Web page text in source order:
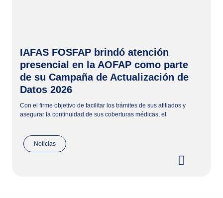
IAFAS FOSFAP brindó atención
presencial en la AOFAP como parte
de su Campaña de Actualización de
Datos 2026
Con el firme objetivo de facilitar los trámites de sus afiliados y
asegurar la continuidad de sus coberturas médicas, el
Noticias